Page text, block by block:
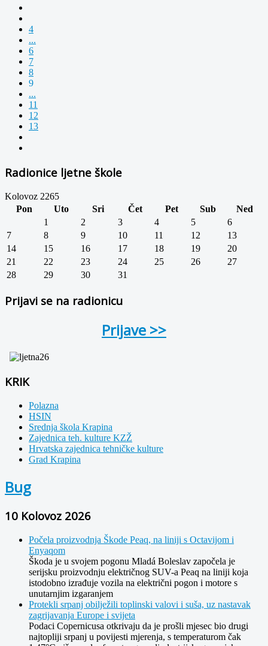
4
...
6
7
8
9
...
11
12
13
Radionice ljetne škole
Kolovoz 2265
Pon
Uto Sri Čet Pet Sub
Ned
1
2 3 4 5
6
7
8 9 10 11 12
13
14
15 16 17 18 19
20
21
22 23 24 25 26
27
28
29 30 31
Prijavi se na radionicu
Prijave >>
KRIK
Polazna
HSIN
Srednja škola Krapina
Zajednica teh. kulture KZŽ
Hrvatska zajednica tehničke kulture
Grad Krapina
Bug
10 Kolovoz 2026
Počela proizvodnja Škode Peaq, na liniji s Octavijom i
Enyaqom
Škoda je u svojem pogonu Mladá Boleslav započela je
serijsku proizvodnju električnog SUV-a Peaq na liniji koja
istodobno izrađuje vozila na električni pogon i motore s
unutarnjim izgaranjem
Protekli srpanj obilježili toplinski valovi i suša, uz nastavak
zagrijavanja Europe i svijeta
Podaci Copernicusa otkrivaju da je prošli mjesec bio drugi
najtopliji srpanj u povijesti mjerenja, s temperaturom čak